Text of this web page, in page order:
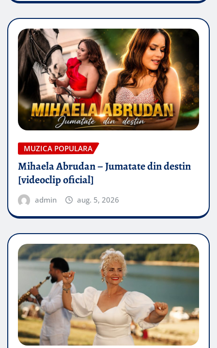
MUZICA POPULARA
Mihaela Abrudan – Jumatate din destin
[videoclip oficial]
admin aug. 5, 2026